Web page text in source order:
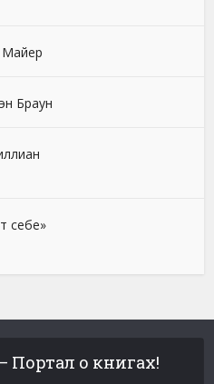
Майер
Браун
себе»
Портал о книгах!